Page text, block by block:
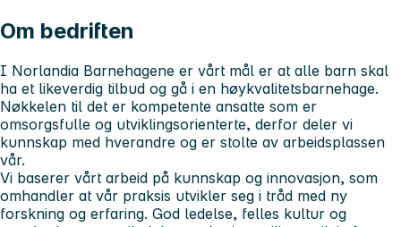
Om bedriften
I Norlandia Barnehagene er vårt mål er at alle barn skal
ha et likeverdig tilbud og gå i en høykvalitetsbarnehage.
Nøkkelen til det er kompetente ansatte som er
omsorgsfulle og utviklingsorienterte, derfor deler vi
kunnskap med hverandre og er stolte av arbeidsplassen
vår.
Vi baserer vårt arbeid på kunnskap og innovasjon, som
omhandler at vår praksis utvikler seg i tråd med ny
forskning og erfaring. God ledelse, felles kultur og